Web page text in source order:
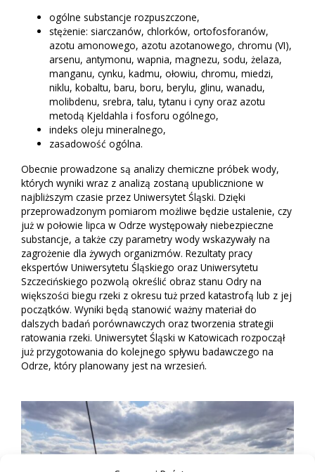
ogólne substancje rozpuszczone,
stężenie: siarczanów, chlorków, ortofosforanów,
azotu amonowego, azotu azotanowego, chromu (VI),
arsenu, antymonu, wapnia, magnezu, sodu, żelaza,
manganu, cynku, kadmu, ołowiu, chromu, miedzi,
niklu, kobaltu, baru, boru, berylu, glinu, wanadu,
molibdenu, srebra, talu, tytanu i cyny oraz azotu
metodą Kjeldahla i fosforu ogólnego,
indeks oleju mineralnego,
zasadowość ogólna.
Obecnie prowadzone są analizy chemiczne próbek wody,
których wyniki wraz z analizą zostaną upublicznione w
najbliższym czasie przez Uniwersytet Śląski. Dzięki
przeprowadzonym pomiarom możliwe będzie ustalenie, czy
już w połowie lipca w Odrze występowały niebezpieczne
substancje, a także czy parametry wody wskazywały na
zagrożenie dla żywych organizmów. Rezultaty pracy
ekspertów Uniwersytetu Śląskiego oraz Uniwersytetu
Szczecińskiego pozwolą określić obraz stanu Odry na
większości biegu rzeki z okresu tuż przed katastrofą lub z jej
początków. Wyniki będą stanowić ważny materiał do
dalszych badań porównawczych oraz tworzenia strategii
ratowania rzeki. Uniwersytet Śląski w Katowicach rozpoczął
już przygotowania do kolejnego spływu badawczego na
Odrze, który planowany jest na wrzesień.